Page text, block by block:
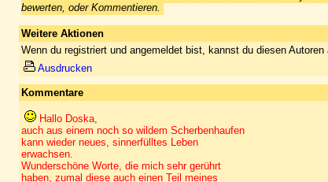
bewerten, oder Kommentieren.
Weitere Aktionen
Wenn du registriert und angemeldet bist, kannst du diesen
Ausdrucken
Kommentare
Hallo Doska,
auch aus einem noch so wildem Scherbenhaufen
kann wieder neues, sinnerfülltes Leben
erwachsen.
Wunderschöne Worte, die mich sehr gerührt
haben, zumal diese auch einen Teil meines